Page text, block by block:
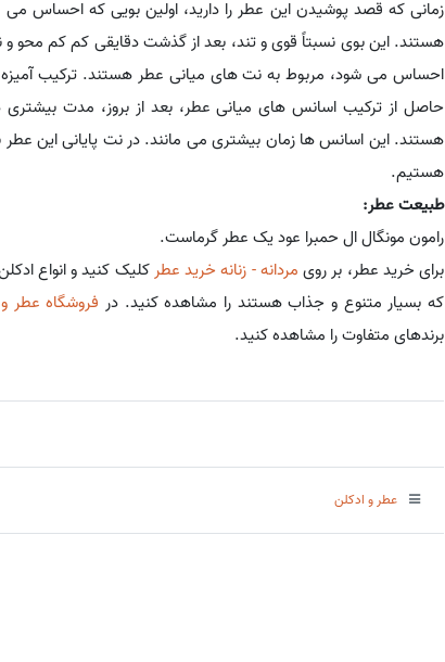
زمانی که قصد پوشیدن این عطر را دارید، اولین بویی که احساس
هستند. این بوی نسبتاً قوی و تند، بعد از گذشت دقایقی کم کم محو
احساس می شود، مربوط به نت های میانی عطر هستند. ترکیب
حاصل از ترکیب اسانس های میانی عطر، بعد از بروز، مدت
هستند. این اسانس ها زمان بیشتری می مانند. در نت پایانی این عطر
هستیم.
طبیعت عطر:
رامون مونگال ال حمبرا عود یک عطر گرماست.
برای خرید عطر، بر روی مردانه - زنانه خرید عطر کلیک کنید و انواع
که بسیار متنوع و جذاب هستند را مشاهده کنید. در فروشگاه عطر
برندهای متفاوت را مشاهده کنید.
عطر و ادکلن